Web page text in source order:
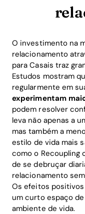
O investimento na
relacionamento
para Casais traz
Estudos mostram
regularmente em
experimentam
podem resolver
leva não apenas a
mas também a
estilo de vida mais
como o Recoupling
de se debruçar
relacionamento
Os efeitos
um curto espaço
ambiente de vida.